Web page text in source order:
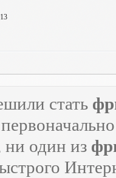
стать
один из